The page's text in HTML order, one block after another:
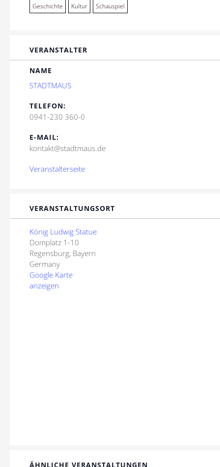
Geschichte Kultur Schauspiel
VERANSTALTER
NAME
STADTMAUS
TELEFON:
0941-230 360-0
E-MAIL:
kontakt@stadtmaus.de
Veranstalterseite
VERANSTALTUNGSORT
König Ludwig Statue
Domplatz 1-10
Regensburg, Bayern
Germany
Google Karte
anzeigen
ÄHNLICHE VERANSTALTUNGEN